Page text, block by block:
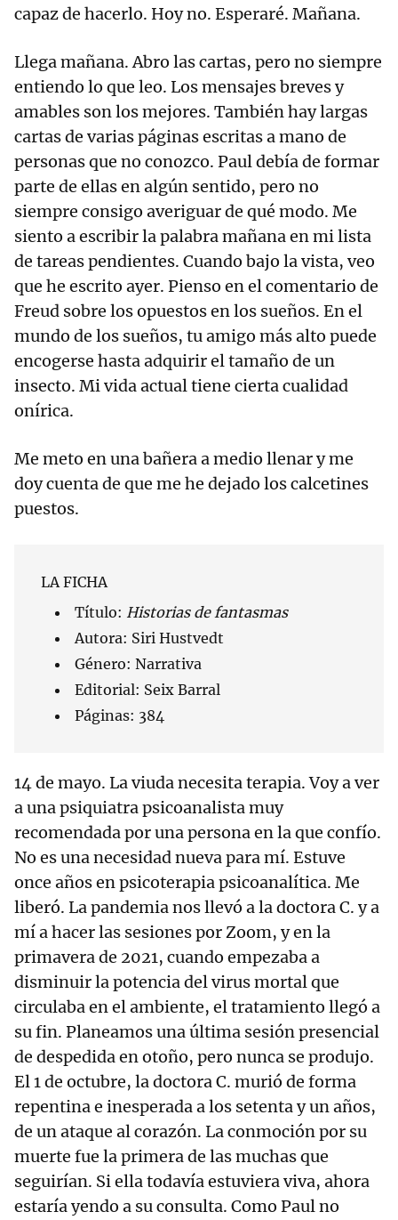
capaz de hacerlo. Hoy no. Esperaré. Mañana.
Llega mañana. Abro las cartas, pero no siempre
entiendo lo que leo. Los mensajes breves y
amables son los mejores. También hay largas
cartas de varias páginas escritas a mano de
personas que no conozco. Paul debía de formar
parte de ellas en algún sentido, pero no
siempre consigo averiguar de qué modo. Me
siento a escribir la palabra mañana en mi lista
de tareas pendientes. Cuando bajo la vista, veo
que he escrito ayer. Pienso en el comentario de
Freud sobre los opuestos en los sueños. En el
mundo de los sueños, tu amigo más alto puede
encogerse hasta adquirir el tamaño de un
insecto. Mi vida actual tiene cierta cualidad
onírica.
Me meto en una bañera a medio llenar y me
doy cuenta de que me he dejado los calcetines
puestos.
LA FICHA
Título: Historias de fantasmas
Autora: Siri Hustvedt
Género: Narrativa
Editorial: Seix Barral
Páginas: 384
14 de mayo. La viuda necesita terapia. Voy a ver
a una psiquiatra psicoanalista muy
recomendada por una persona en la que confío.
No es una necesidad nueva para mí. Estuve
once años en psicoterapia psicoanalítica. Me
liberó. La pandemia nos llevó a la doctora C. y a
mí a hacer las sesiones por Zoom, y en la
primavera de 2021, cuando empezaba a
disminuir la potencia del virus mortal que
circulaba en el ambiente, el tratamiento llegó a
su fin. Planeamos una última sesión presencial
de despedida en otoño, pero nunca se produjo.
El 1 de octubre, la doctora C. murió de forma
repentina e inesperada a los setenta y un años,
de un ataque al corazón. La conmoción por su
muerte fue la primera de las muchas que
seguirían. Si ella todavía estuviera viva, ahora
estaría yendo a su consulta. Como Paul no